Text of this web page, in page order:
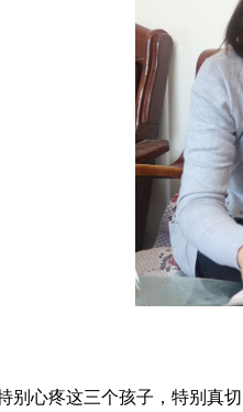
别心疼这三个孩子，特别真